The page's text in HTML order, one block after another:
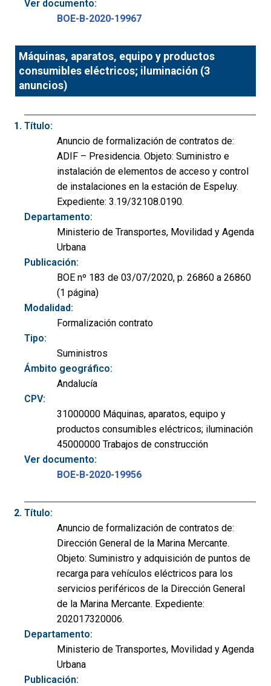
Ver documento:
BOE-B-2020-19967
Máquinas, aparatos, equipo y productos
consumibles eléctricos; iluminación (3
anuncios)
Título:
Anuncio de formalización de contratos de:
ADIF – Presidencia. Objeto: Suministro e
instalación de elementos de acceso y control
de instalaciones en la estación de Espeluy.
Expediente: 3.19/32108.0190.
Departamento:
Ministerio de Transportes, Movilidad y Agenda
Urbana
Publicación:
BOE nº 183 de 03/07/2020, p. 26860 a 26860
(1 página)
Modalidad:
Formalización contrato
Tipo:
Suministros
Ámbito geográfico:
Andalucía
CPV:
31000000 Máquinas, aparatos, equipo y
productos consumibles eléctricos; iluminación
45000000 Trabajos de construcción
Ver documento:
BOE-B-2020-19956
Título:
Anuncio de formalización de contratos de:
Dirección General de la Marina Mercante.
Objeto: Suministro y adquisición de puntos de
recarga para vehículos eléctricos para los
servicios periféricos de la Dirección General
de la Marina Mercante. Expediente:
202017320006.
Departamento:
Ministerio de Transportes, Movilidad y Agenda
Urbana
Publicación: